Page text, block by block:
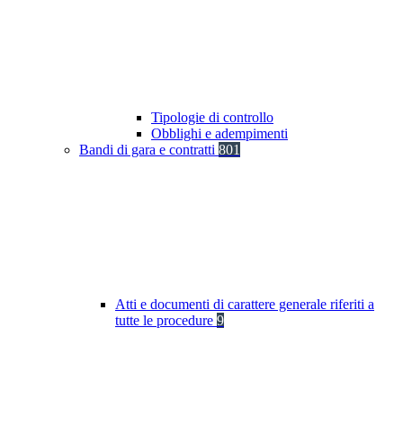
Tipologie di controllo
Obblighi e adempimenti
Bandi di gara e contratti 801
Atti e documenti di carattere generale riferiti a
tutte le procedure 9